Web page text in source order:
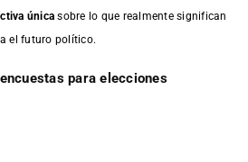
única sobre lo que realmente significan
el futuro político.
para elecciones